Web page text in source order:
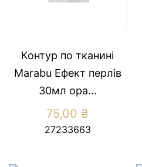
Контур по тканині
Marabu Ефект перлів
30мл ора...
75,00 ₴
27233663